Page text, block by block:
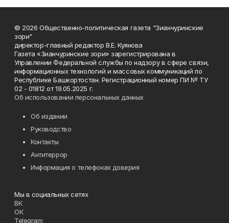
© 2026 Общественно-политическая газета "Зианчуринские
зори"
директор-главный редактор В.Е. Куянова
Газета «Зианчуринские зори» зарегистрирована в
Управлении Федеральной службы по надзору в сфере связи,
информационных технологий и массовых коммуникаций по
Республике Башкортостан. Регистрационный номер ПИ № ТУ
02 - 01812 от 19.05.2025 г.
Об использовании персональных данных
Об издании
Руководство
Контакты
Антитеррор
Информация о телефонах доверия
Мы в социальных сетях
ВК
ОК
Telegram